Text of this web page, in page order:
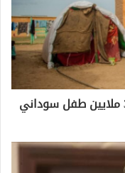
«يونيسف» تحذر من تعرض أكثر من 3 ملايين طفل سوداني